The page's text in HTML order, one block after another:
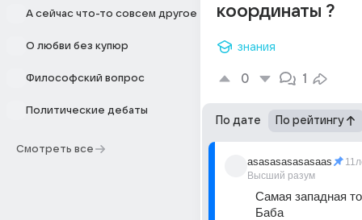
А сейчас что-то совсем другое
О любви без купюр
Философский вопрос
Политические дебаты
Смотреть все
координаты ?
знания
0 1
По дате По рейтингу
asasasasasasaas
Высший разум
Самая западная
Баба